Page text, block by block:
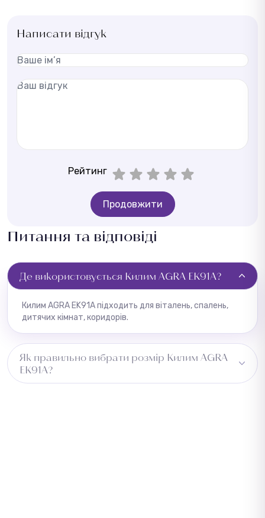
Написати відгук
Рейтинг
Продовжити
Питання та відповіді
Де використовується Килим AGRA EK91A?
Килим AGRA EK91A підходить для віталень, спалень,
дитячих кімнат, коридорів.
Як правильно вибрати розмір Килим AGRA
EK91A?